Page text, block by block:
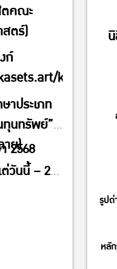
ตคณะ
สตร์)
ก์
kpULb2
าประเภท
นทรัพย์”
ย)
2568
วันนี้ – 22
รูปถ่
หลั